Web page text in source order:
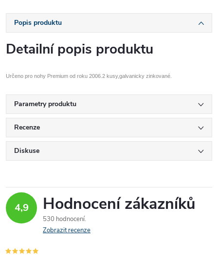
Popis produktu
Detailní popis produktu
Určeno pro nohy Premium od roku 2006.2 kusy,galvanicky zinkované.
Parametry produktu
Recenze
Diskuse
4,9 Hodnocení zákazníků
530 hodnocení
Zobrazit recenze